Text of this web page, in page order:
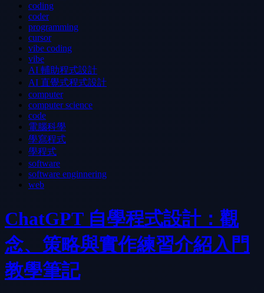
coding
coder
programming
cursor
vibe coding
vibe
AI 輔助程式設計
AI 直覺式程式設計
computer
computer science
code
電腦科學
學寫程式
學程式
software
software enginnering
web
ChatGPT 自學程式設計：觀
念、策略與實作練習介紹入門
教學筆記